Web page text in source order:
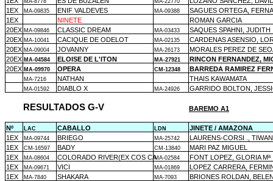
MA-8778 MA-22770
1EX
MA-09835 ENIF VALDEVES MA-09388
SAGUES ORTEGA,
1EX
NINETE
ROMAN GARCIA
20EX MA-09846 CLASSIC DREAM MA-03433
SAQUES SPAHNI, JUDITH
20EX MA-10041 CACIQUE DE ODELOT MA-02135
CARDENAS ASENSIO,
20EX MA-09004 JOVANNY MA-26173
MORALES PEREZ DE
20EX MA-04584 ELOISE DE L'ITON MA-27921
RINCON FERNANDEZ,
20EX MA-09970 OPERA CM-12348 BARREDA RAMIREZ
MA-7216 NATHAN THAIS KAWAMATA
MA-01592 DIABLO X MA-24926 GARRIDO BOLTON,
RESULTADOS G-V BAREMO A1
Nº LAC CABALLO LDN
JINETE / AMAZONA
1EX
MA-09744 BRIEGO MA-25742
LAURENS-CORSI .,
1EX
CM-16597 BADY CM-13840
MARI PAZ MIGUEL
1EX
MA-08604 COLORADO RIVER(EX COS CAMA-02584
FONT LOPEZ, GLORIA Mª
1EX
MA-09671 VICI MA-01869
LOPEZ CARRERA,
1EX
MA-7840 SHAKARA MA-7093
BRIONES ROLDAN,